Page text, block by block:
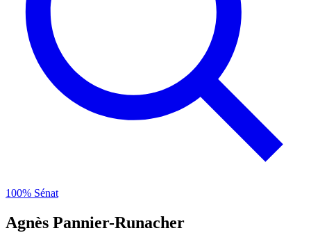
100% Sénat
Agnès Pannier-Runacher